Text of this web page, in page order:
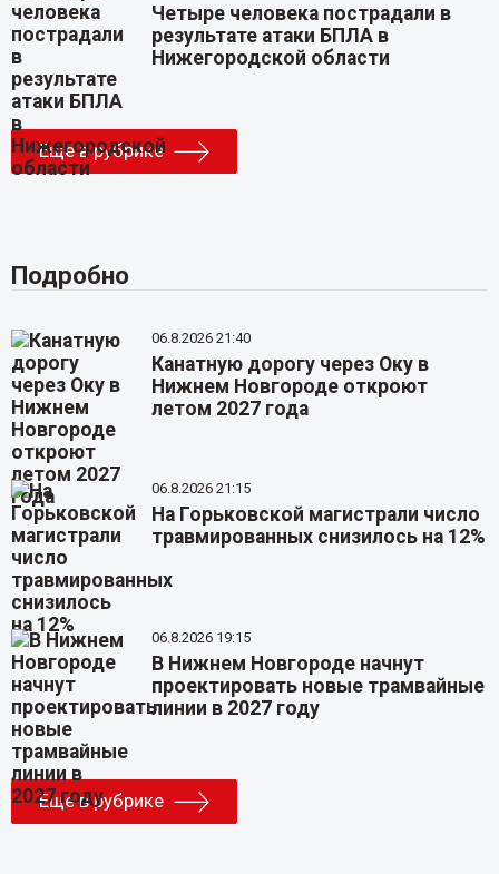
Четыре человека пострадали в
результате атаки БПЛА в
Нижегородской области
Еще в рубрике
Подробно
06.8.2026 21:40
Канатную дорогу через Оку в
Нижнем Новгороде откроют
летом 2027 года
06.8.2026 21:15
На Горьковской магистрали число
травмированных снизилось на 12%
06.8.2026 19:15
В Нижнем Новгороде начнут
проектировать новые трамвайные
линии в 2027 году
Еще в рубрике